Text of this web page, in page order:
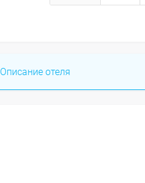
Описание отеля